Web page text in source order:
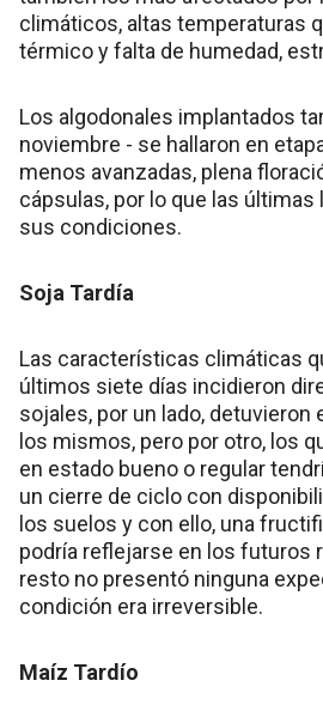
climáticos, altas temperaturas
térmico y falta de humedad,
Los algodonales implantados
noviembre - se hallaron en
menos avanzadas, plena
cápsulas, por lo que las
sus condiciones.
Soja Tardía
Las características climáticas
últimos siete días incidieron
sojales, por un lado, detuvieron
los mismos, pero por otro, los
en estado bueno o regular
un cierre de ciclo con
los suelos y con ello, una
podría reflejarse en los futuros
resto no presentó ninguna
condición era irreversible.
Maíz Tardío